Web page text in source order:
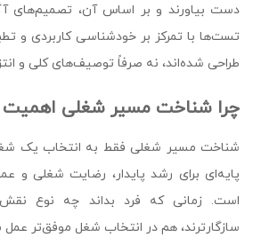
دست بیاورند و بر اساس آن، تصمیم‌های
تست‌ها با تمرکز بر خودشناسی کاربردی و
طراحی شده‌اند، نه صرفاً توصیف‌های کلی و
چرا شناخت مسیر شغلی اهمیت
شناخت مسیر شغلی فقط به انتخاب یک
پایه‌ای برای رشد پایدار، رضایت شغلی و
است. زمانی که فرد بداند چه نوع
سازگارترند، هم در انتخاب شغل موفق‌تر